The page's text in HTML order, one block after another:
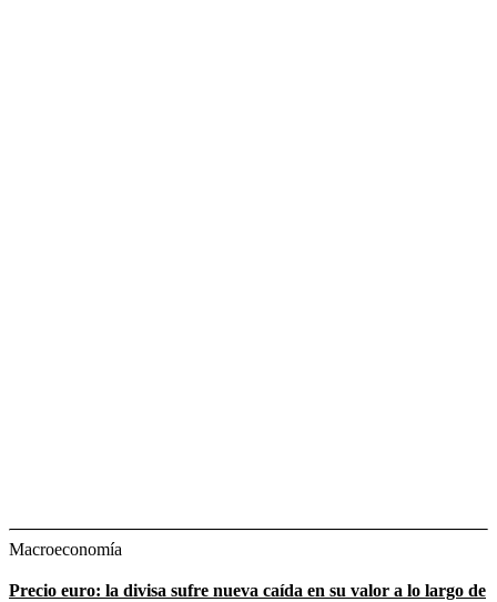
Macroeconomía
Precio euro: la divisa sufre nueva caída en su valor a lo largo de